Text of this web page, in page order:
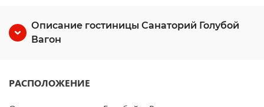
Описание гостиницы Санаторий Голубой
Вагон
РАСПОЛОЖЕНИЕ